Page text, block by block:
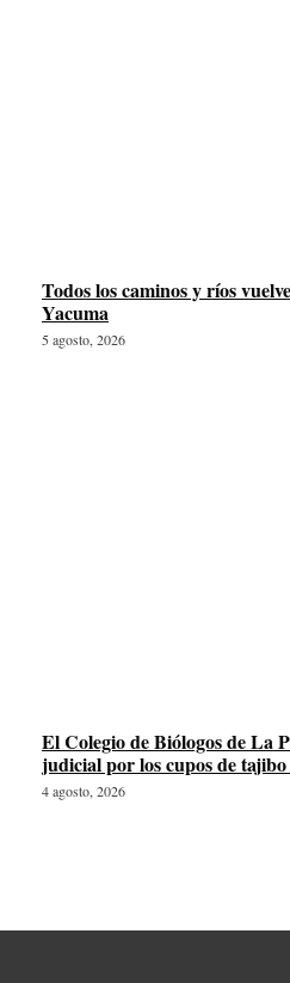
Todos los caminos y ríos
Yacuma
5 agosto, 2026
El Colegio de Biólogos de La
judicial por los cupos de
4 agosto, 2026